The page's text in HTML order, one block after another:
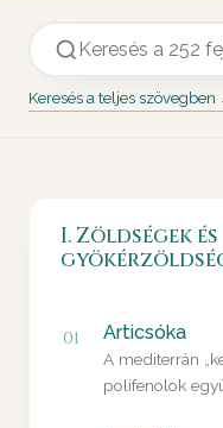
Keresés a teljes szövegben
I. Zöldségek és
01 Articsóka
A mediterrán
polifenolok